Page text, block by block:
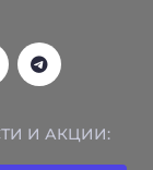
И АКЦИИ: